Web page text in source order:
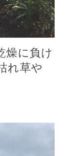
燥に負け
れ草や